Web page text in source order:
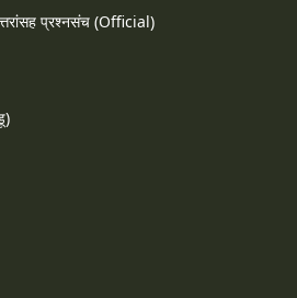
प्रश्नसंच (Official)